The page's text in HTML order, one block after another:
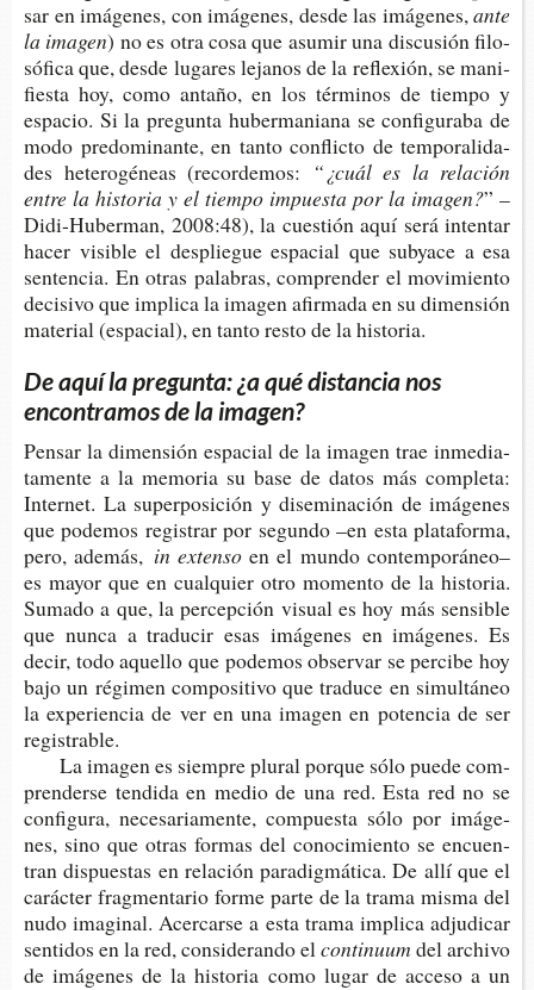
sar en imá­ge­nes, con imá­ge­nes, desde las imágenes,ante
la imagen) no es otra cosa que asu­mir una dis­cu­sión filo­
só­fi­ca que, desde luga­res leja­nos de la refle­xión, se mani­
fies­ta hoy, como anta­ño, en los tér­mi­nos de tiem­po y
espa­cio. Si la pre­gun­ta huber­ma­nia­na se con­fi­gu­ra­ba de
modo pre­do­mi­nan­te, en tanto con­flic­to de tem­po­ra­li­da­
des hete­ro­gé­neas (recordemos: “¿cuál es la rela­ción
entre la his­to­ria y el tiem­po impues­ta por la imagen?” –
Didi-​Huberman, 2008:48), la cues­tión aquí será inten­tar
hacer visi­ble el des­plie­gue espa­cial que sub­ya­ce a esa
sen­ten­cia. En otras pala­bras, com­pren­der el movi­mien­to
deci­si­vo que impli­ca la ima­gen afir­ma­da en su dimen­sión
mate­rial (espa­cial), en tanto resto de la historia.
De aquí la pregunta: ¿a qué distancia nos
encontramos de la imagen?
Pen­sar la dimen­sión espa­cial de la ima­gen trae inme­dia­
ta­men­te a la memo­ria su base de datos más com­ple­ta:
Inter­net. La super­po­si­ción y dise­mi­na­ción de imá­ge­nes
que pode­mos regis­trar por segun­do –en esta pla­ta­for­ma,
pero, además, in extensoen el mundo con­tem­po­rá­neo–
es mayor que en cual­quier otro momen­to de la his­to­ria.
Suma­do a que, la per­cep­ción visual es hoy más sen­si­ble
que nunca a tra­du­cir esas imá­ge­nes en imá­ge­nes. Es
decir, todo aque­llo que pode­mos obser­var se per­ci­be hoy
bajo un régi­men com­po­si­ti­vo que tra­du­ce en simul­tá­neo
la expe­rien­cia de ver en una ima­gen en poten­cia de ser
registrable.
La ima­gen es siem­pre plu­ral por­que sólo puede com­
pren­der­se ten­di­da en medio de una red. Esta red no se
con­fi­gu­ra, nece­sa­ria­men­te, com­pues­ta sólo por imá­ge­
nes, sino que otras for­mas del cono­ci­mien­to se encuen­
tran dis­pues­tas en rela­ción para­dig­má­ti­ca. De allí que el
carác­ter frag­men­ta­rio forme parte de la trama misma del
nudo ima­gi­nal. Acer­car­se a esta trama impli­ca adju­di­car
sen­ti­dos en la red, con­si­de­ran­do elcontinuum del archi­vo
de imá­ge­nes de la his­to­ria como lugar de acce­so a un